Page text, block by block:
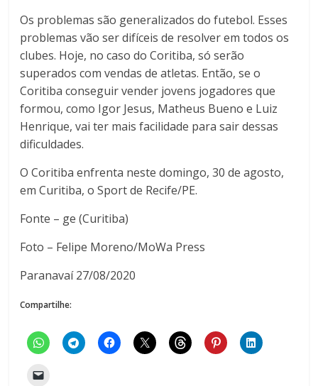
Os problemas são generalizados do futebol. Esses
problemas vão ser difíceis de resolver em todos os
clubes. Hoje, no caso do Coritiba, só serão
superados com vendas de atletas. Então, se o
Coritiba conseguir vender jovens jogadores que
formou, como Igor Jesus, Matheus Bueno e Luiz
Henrique, vai ter mais facilidade para sair dessas
dificuldades.
O Coritiba enfrenta neste domingo, 30 de agosto,
em Curitiba, o Sport de Recife/PE.
Fonte – ge (Curitiba)
Foto – Felipe Moreno/MoWa Press
Paranavaí 27/08/2020
Compartilhe: